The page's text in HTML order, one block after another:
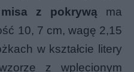
z pokrywą ma
10, 7 cm, wagę 2,15
w kształcie litery
z wplecionym